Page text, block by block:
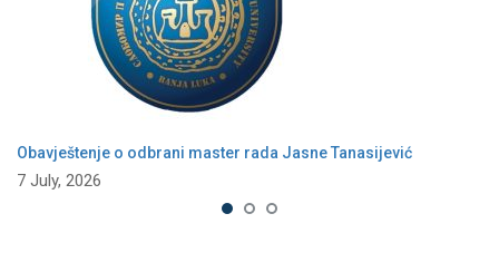
Obavještenje o odbrani master rada Jasne Tanasijević
7 July, 2026